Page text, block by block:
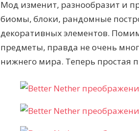
Мод изменит, разнообразит и
биомы, блоки, рандомные
декоративных элементов.
предметы, правда не очень
нижнего мира. Теперь простая